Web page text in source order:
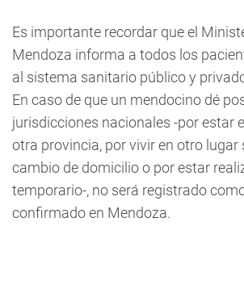
Es importante recordar que el
Mendoza informa a todos los
al sistema sanitario público y
En caso de que un mendocino dé
jurisdicciones nacionales -por estar
otra provincia, por vivir en otro lugar
cambio de domicilio o por estar
temporario-, no será registrado
confirmado en Mendoza.